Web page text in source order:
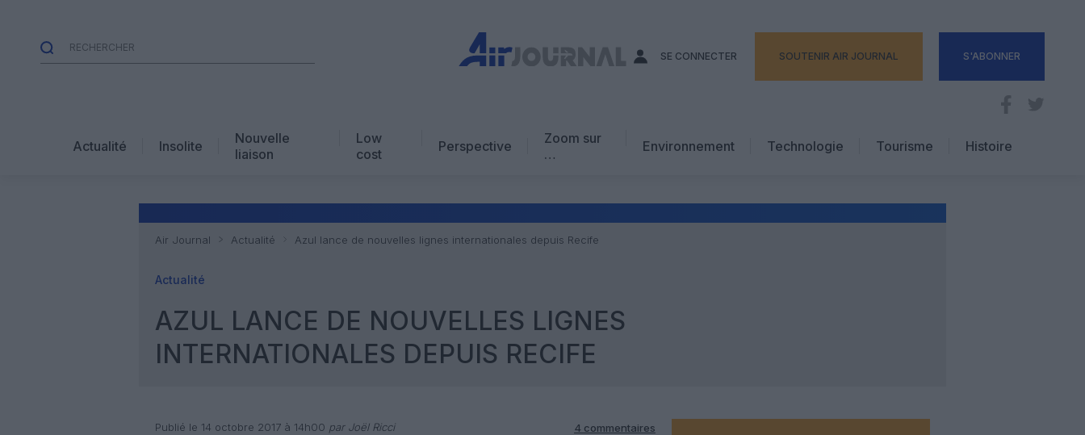
SE CONNECTER SOUTENIR AIR JOURNAL S'ABONNER
Actualité Insolite
Nouvelle
liaison
Low
cost
Perspective
Zoom sur
…
Avis d’expert
Environnement Technologie
Tourisme
Hôtellerie
Histoire
Air Journal Actualité Azul lance de nouvelles lignes internationales depuis Recife
Actualité
AZUL LANCE DE NOUVELLES LIGNES
INTERNATIONALES DEPUIS RECIFE
Publié le 14 octobre 2017 à 14h00 par Joël Ricci 4 commentaires